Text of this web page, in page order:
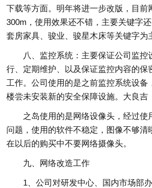
下载等方面。明年将进一步改版，目前
300m，使用效果还不错，主要关键字还
套房家具、骏业、骏星木床等关键字为
八、监控系统：主要保证公司监控
行、定期维护、以及保证监控内容的保
工作。公司使用的是之前监控系统设备
楼尝未安装新的安全保障设施。大良吉
之岛使用的是网络设像头，经过使
问题，使用的软件不稳定，图像不够清
在以后的购买中不要网络摄像头。
九、网络改造工作
1、公司对研发中心、国内市场部